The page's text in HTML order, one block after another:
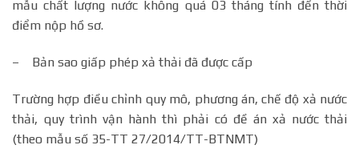
mẫu chất lượng nước không quá 03 tháng tính đến thời
điểm nộp hồ sơ.
– Bản sao giấp phép xả thải đã được cấp
Trường hợp điều chỉnh quy mô, phương án, chế độ xả nước
thải, quy trình vận hành thì phải có đề án xả nước thải
(theo mẫu số 35-TT 27/2014/TT-BTNMT)